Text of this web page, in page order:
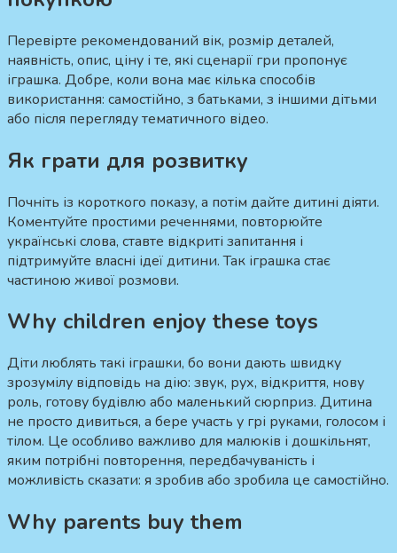
Перевірте рекомендований вік, розмір деталей,
наявність, опис, ціну і те, які сценарії гри пропонує
іграшка. Добре, коли вона має кілька способів
використання: самостійно, з батьками, з іншими дітьми
або після перегляду тематичного відео.
Як грати для розвитку
Почніть із короткого показу, а потім дайте дитині діяти.
Коментуйте простими реченнями, повторюйте
українські слова, ставте відкриті запитання і
підтримуйте власні ідеї дитини. Так іграшка стає
частиною живої розмови.
Why children enjoy these toys
Діти люблять такі іграшки, бо вони дають швидку
зрозумілу відповідь на дію: звук, рух, відкриття, нову
роль, готову будівлю або маленький сюрприз. Дитина
не просто дивиться, а бере участь у грі руками, голосом і
тілом. Це особливо важливо для малюків і дошкільнят,
яким потрібні повторення, передбачуваність і
можливість сказати: я зробив або зробила це самостійно.
Why parents buy them